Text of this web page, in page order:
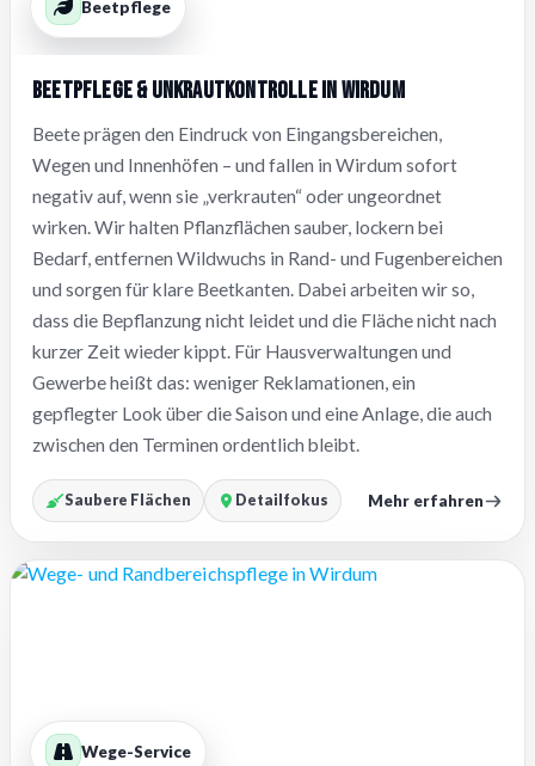
Beetpflege
Beetpflege & Unkrautkontrolle in Wirdum
Beete prägen den Eindruck von Eingangsbereichen,
Wegen und Innenhöfen – und fallen in Wirdum sofort
negativ auf, wenn sie „verkrauten“ oder ungeordnet
wirken. Wir halten Pflanzflächen sauber, lockern bei
Bedarf, entfernen Wildwuchs in Rand- und Fugenbereichen
und sorgen für klare Beetkanten. Dabei arbeiten wir so,
dass die Bepflanzung nicht leidet und die Fläche nicht nach
kurzer Zeit wieder kippt. Für Hausverwaltungen und
Gewerbe heißt das: weniger Reklamationen, ein
gepflegter Look über die Saison und eine Anlage, die auch
zwischen den Terminen ordentlich bleibt.
Saubere Flächen Detailfokus Mehr erfahren
Wege-Service